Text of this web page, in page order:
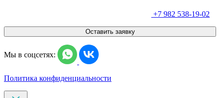
+7 982 538-19-02
Оставить заявку
Мы в соцсетях:
Политика конфиденциальности